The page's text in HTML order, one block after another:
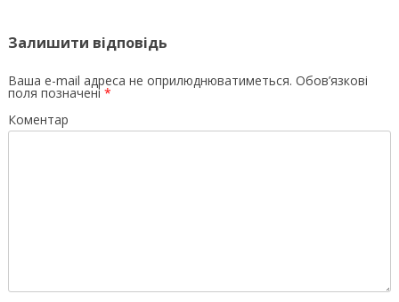
Залишити відповідь
Ваша e-mail адреса не оприлюднюватиметься. Обов’язкові
поля позначені *
Коментар